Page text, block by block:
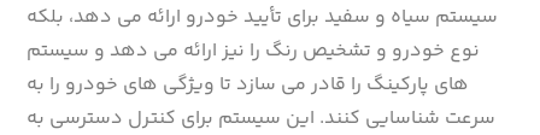
سیستم سیاه و سفید برای تأیید خودرو ارائه می دهد، بلکه
نوع خودرو و تشخیص رنگ را نیز ارائه می دهد و سیستم
های پارکینگ را قادر می سازد تا ویژگی های خودرو را به
سرعت شناسایی کنند. این سیستم برای کنترل دسترسی به